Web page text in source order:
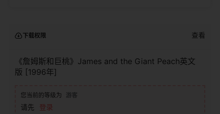
下载权限 查看
《詹姆斯和巨桃》James and the Giant Peach英文
版 [1996年]
您当前的等级为 游客
请先 登录